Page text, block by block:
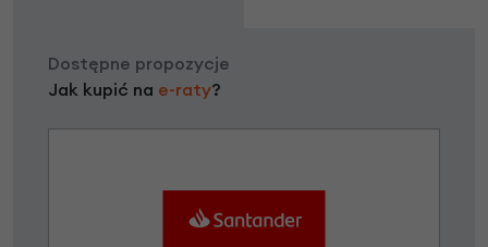
Dostępne propozycje
Jak kupić na e-raty?